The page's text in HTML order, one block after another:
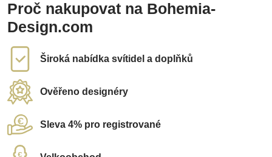
Proč nakupovat na Bohemia-
Design.com
Široká nabídka svítidel a doplňků
Ověřeno designéry
Sleva 4% pro registrované